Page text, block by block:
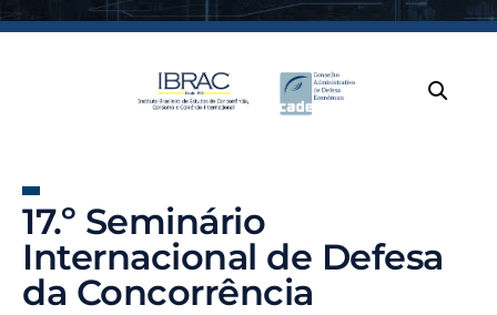
17.º Seminário
Internacional de Defesa
da Concorrência